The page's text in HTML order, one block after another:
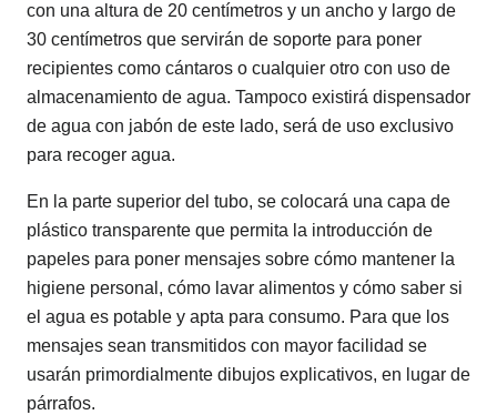
con una altura de 20 centímetros y un ancho y largo de
30 centímetros que servirán de soporte para poner
recipientes como cántaros o cualquier otro con uso de
almacenamiento de agua. Tampoco existirá dispensador
de agua con jabón de este lado, será de uso exclusivo
para recoger agua.
En la parte superior del tubo, se colocará una capa de
plástico transparente que permita la introducción de
papeles para poner mensajes sobre cómo mantener la
higiene personal, cómo lavar alimentos y cómo saber si
el agua es potable y apta para consumo. Para que los
mensajes sean transmitidos con mayor facilidad se
usarán primordialmente dibujos explicativos, en lugar de
párrafos.